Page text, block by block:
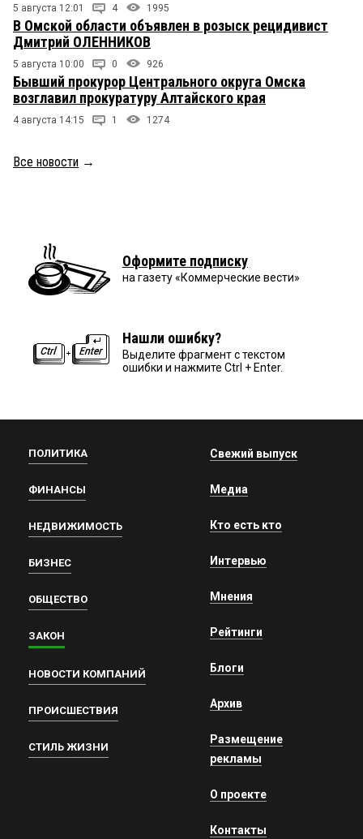
5 августа 12:01 4 1995
В Омской области объявлен в розыск рецидивист
Дмитрий ОЛЕННИКОВ
5 августа 10:00 0 926
Бывший прокурор Центрального округа Омска
возглавил прокуратуру Алтайского края
4 августа 14:15 1 1274
Все новости →
Оформите подписку
на газету «Коммерческие вести»
Нашли ошибку?
Выделите фрагмент с текстом
ошибки и нажмите Ctrl + Enter.
ПОЛИТИКА
ФИНАНСЫ
НЕДВИЖИМОСТЬ
БИЗНЕС
ОБЩЕСТВО
ЗАКОН
НОВОСТИ КОМПАНИЙ
ПРОИСШЕСТВИЯ
СТИЛЬ ЖИЗНИ
Свежий выпуск
Медиа
Кто есть кто
Интервью
Мнения
Рейтинги
Блоги
Архив
Размещение
рекламы
О проекте
Контакты